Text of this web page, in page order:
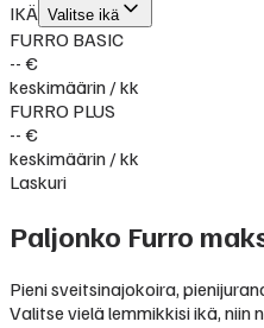
IKÄ Valitse ikä
FURRO BASIC
-- €
keskimäärin / kk
FURRO PLUS
-- €
keskimäärin / kk
Laskuri
Paljonko Furro
Pieni sveitsinajokoira,
Valitse vielä lemmikkisi ikä,